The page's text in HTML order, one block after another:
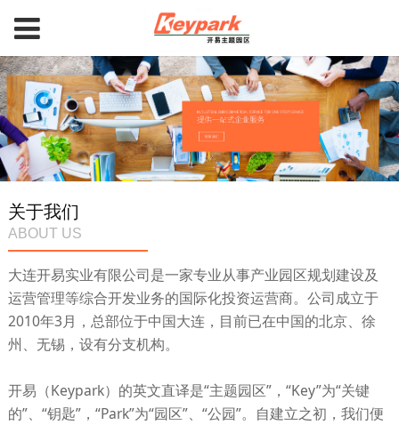
关于我们
ABOUT US
大连开易实业有限公司是一家专业从事产业园区规划建设及
运营管理等综合开发业务的国际化投资运营商。公司成立于
2010年3月，总部位于中国大连，目前已在中国的北京、徐
州、无锡，设有分支机构。
开易（Keypark）的英文直译是“主题园区”，“Key”为“关键
的”、“钥匙”，“Park”为“园区”、“公园”。自建立之初，我们便